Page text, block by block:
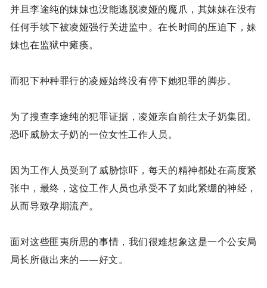
并且李途纯的妹妹也没能逃脱凌娅的魔爪，其妹妹在没有
任何手续下被凌娅强行关进监中。在长时间的压迫下，妹
妹也在监狱中瘫痪。
而犯下种种罪行的凌娅始终没有停下她犯罪的脚步。
为了搜查李途纯的犯罪证据，凌娅亲自前往太子奶集团。
恐吓威胁太子奶的一位女性工作人员。
因为工作人员受到了威胁惊吓，每天的精神都处在高度紧
张中，最终，这位工作人员也承受不了如此紧绷的神经，
从而导致孕期流产。
面对这些匪夷所思的事情，我们很难想象这是一个公安局
局长所做出来的——好文。